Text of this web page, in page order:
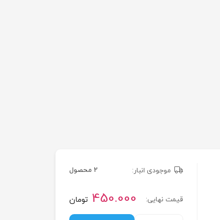
موجودی انبار: 2 محصول
قیمت نهایی: تومان450.000